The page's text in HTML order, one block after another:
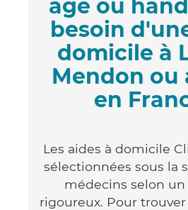
âgé ou
besoin
domicile à
Mendon ou
en
Les aides à domicile
sélectionnées sous la
médecins selon un
rigoureux. Pour